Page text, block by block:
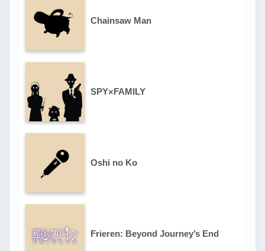
Chainsaw Man
SPY×FAMILY
Oshi no Ko
Frieren: Beyond Journey’s End